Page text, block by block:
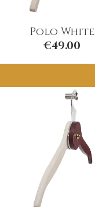
Polo White
€49.00